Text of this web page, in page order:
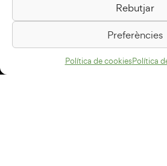
Rebutjar
Preferències
Política de cookiesPolítica
Passeig de la Generalitat, 1
08500 Vic